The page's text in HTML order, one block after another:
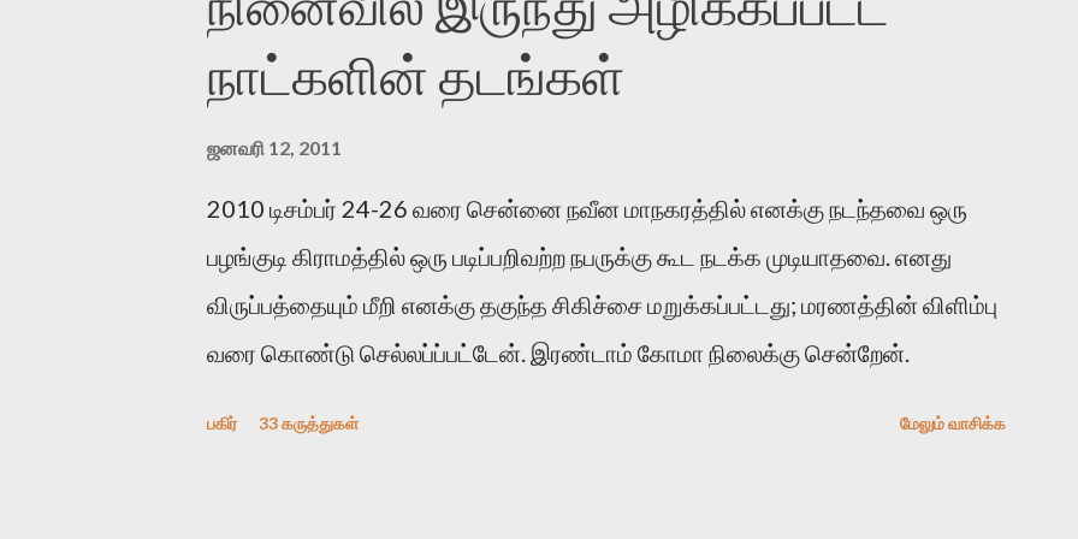
தொடர்ந்து பதிவு செய்கிறார். உயிர்மை இன்னும் சில வருடங்களுக்கு தனக்கு
எதிராக எழுத்தாளர்களை ஏவி விட்டபடி இருக்கும் என்று ஒரு அச்சத்தை
வெளிப்படுத்தியபடி இருக்கிறார். அவர் கடுமையான பாதுகாப்பின்மை மனநிலையில்
உள்ளார். உயிர்மை அவரை தாக்க உத்தேசித்தாலும் இல்லை என்றாலும் ஜெயமோகன்
அந்த பிரமையால் தொடர்ந்து அச்சுறுத்தலுக்கு உள்ளாகி உள்ளார். உங்களை பற்றின
இந்த தாக்குதல் கூட இதன் வெளிப்பாடு தான்”. உண்மையே! ராக்கி படத்தில்
குத்துச்சண்டை வீரராக வரும் சில்வெஸ்டர் ஓரிடத்தில் சொல்வார்: ...
நாட்களின் தடங்கள்
ஜனவரி 12, 2011
2010 டிசம்பர் 24-26 வரை சென்னை நவீன மாநகரத்தில் எனக்கு நடந்தவை ஒரு
பழங்குடி கிராமத்தில் ஒரு படிப்பறிவற்ற நபருக்கு கூட நடக்க முடியாதவை. எனது
விருப்பத்தையும் மீறி எனக்கு தகுந்த சிகிச்சை மறுக்கப்பட்டது; மரணத்தின் விளிம்பு
வரை கொண்டு செல்லப்ப்பட்டேன். இரண்டாம் கோமா நிலைக்கு சென்றேன்.
பகிர் 33 கருத்துகள் மேலும் வாசிக்க